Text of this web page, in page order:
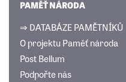
PAMĚŤ NÁRODA
⇒ DATABÁZE PAMĚTNÍKŮ
O projektu Paměť národa
Post Bellum
Podpořte nás